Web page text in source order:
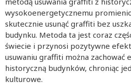
wysokoenergetycznemu
skutecznie usunąć graffiti bez
budynku. Metoda ta jest coraz
świecie i przynosi pozytywne
usuwaniu graffiti można zachować
historyczną budynków, chroniąc
kulturowe.